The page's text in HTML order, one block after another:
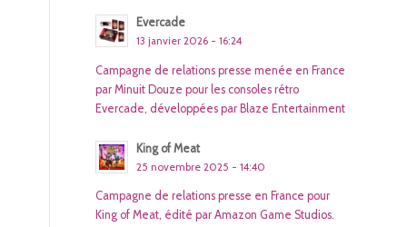
Evercade
13 janvier 2026 - 16:24
Campagne de relations presse menée en France
par Minuit Douze pour les consoles rétro
Evercade, développées par Blaze Entertainment
King of Meat
25 novembre 2025 - 14:40
Campagne de relations presse en France pour
King of Meat, édité par Amazon Game Studios.